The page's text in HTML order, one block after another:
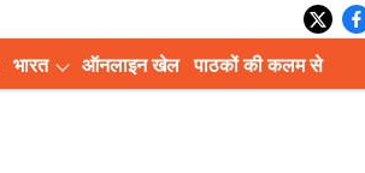
भारत ऑनलाइन खेल पाठकों की कलम से